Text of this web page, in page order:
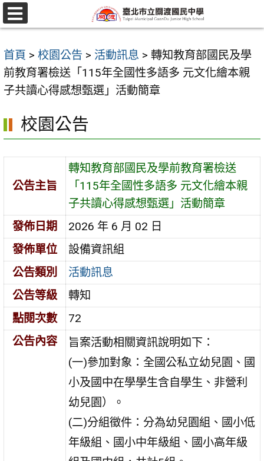
跳
至
要
內
容
選
單
首頁 > 校園公告 > 活動訊息 > 轉知教育部國民及學
前教育署檢送「115年全國性多語多 元文化繪本親
子共讀心得感想甄選」活動簡章
校園公告
公告主旨
轉知教育部國民及學前教育署檢送
「115年全國性多語多 元文化繪本親
子共讀心得感想甄選」活動簡章
發佈日期
2026 年 6 月 02 日
發佈單位
設備資訊組
公告類別
活動訊息
公告等級
轉知
點閱次數
72
公告內容
旨案活動相關資訊說明如下：
(一)參加對象：全國公私立幼兒園、國
小及國中在學學生含自學生、非營利
幼兒園）。
(二)分組徵件：分為幼兒園組、國小低
年級組、國小中年級組、國小高年級